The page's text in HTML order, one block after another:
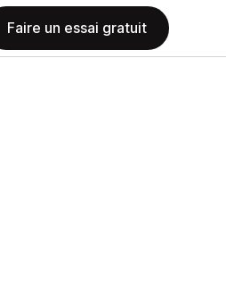
Faire un essai gratuit